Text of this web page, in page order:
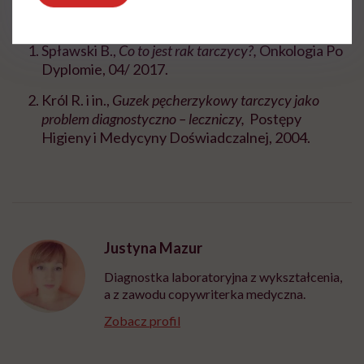
Bibliografia:
Spławski B.,Co to jest rak tarczycy?,Onkologia Po
Dyplomie, 04/ 2017.
Król R. i in., Guzek pęcherzykowy tarczycy jako
problem diagnostyczno – leczniczy, Postępy
Higieny i Medycyny Doświadczalnej, 2004.
Justyna Mazur
Diagnostka laboratoryjna z wykształcenia,
a z zawodu copywriterka medyczna.
Zobacz profil